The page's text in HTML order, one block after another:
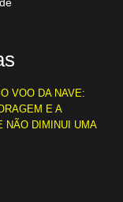
VOO DA NAVE:
E A
NÃO DIMINUI UMA